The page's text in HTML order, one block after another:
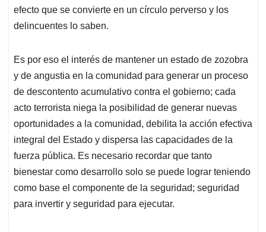
efecto que se convierte en un círculo perverso y los
delincuentes lo saben.
Es por eso el interés de mantener un estado de zozobra
y de angustia en la comunidad para generar un proceso
de descontento acumulativo contra el gobierno; cada
acto terrorista niega la posibilidad de generar nuevas
oportunidades a la comunidad, debilita la acción efectiva
integral del Estado y dispersa las capacidades de la
fuerza pública. Es necesario recordar que tanto
bienestar como desarrollo solo se puede lograr teniendo
como base el componente de la seguridad; seguridad
para invertir y seguridad para ejecutar.